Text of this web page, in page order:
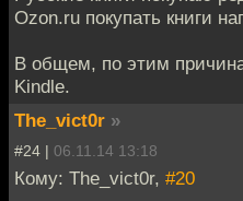
Ozon.ru покупать книги
В общем, по этим
Kindle.
The_vict0r »
#24 | 06.11.14 13:18
Кому: The_vict0r, #20